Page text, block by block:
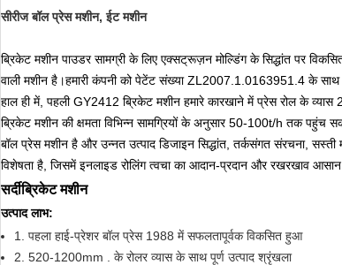
सीरीज बॉल प्रेस मशीन, ईट मशीन
ब्रिकेट मशीन पाउडर सामग्री के लिए एक्सट्रूज़न मोल्डिंग के सिद्धांत पर
वाली मशीन है।हमारी कंपनी को पेटेंट संख्या ZL2007.1.0163951.4 के साथ
हाल ही में, पहली GY2412 ब्रिकेट मशीन हमारे कारखाने में प्रेस रोल के
ब्रिकेट मशीन की क्षमता विभिन्न सामग्रियों के अनुसार 50-100t/h तक पहुंच
बॉल प्रेस मशीन है और उन्नत उत्पाद डिजाइन सिद्धांत, तर्कसंगत संरचना,
विशेषता है, जिसमें इनलाइड रोलिंग त्वचा का आदान-प्रदान और रखरखाव आसान
सर्दीब्रिकेट मशीन
उत्पाद लाभ:
1. पहला हाई-प्रेशर बॉल प्रेस 1988 में सफलतापूर्वक विकसित हुआ
2. 520-1200mm . के रोलर व्यास के साथ पूर्ण उत्पाद श्रृंखला